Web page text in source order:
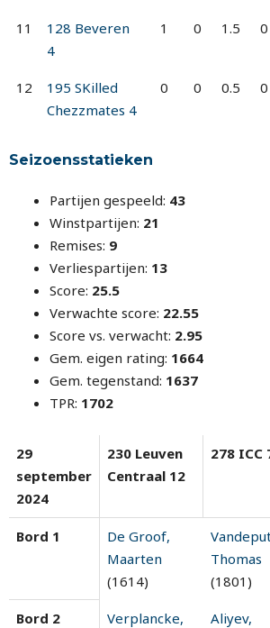
11
128 Beveren
4
1 0 1.5 0
12
195 SKilled
Chezzmates 4
0 0 0.5 0
Seizoensstatieken
Partijen gespeeld: 43
Winstpartijen: 21
Remises: 9
Verliespartijen: 13
Score: 25.5
Verwachte score: 22.55
Score vs. verwacht: 2.95
Gem. eigen rating: 1664
Gem. tegenstand: 1637
TPR: 1702
29
september
2024
230 Leuven
Centraal 12
278 ICC
Bord 1
De Groof,
Maarten
(1614)
Thomas
(1801)
Bord 2
Verplancke,
Aliyev,